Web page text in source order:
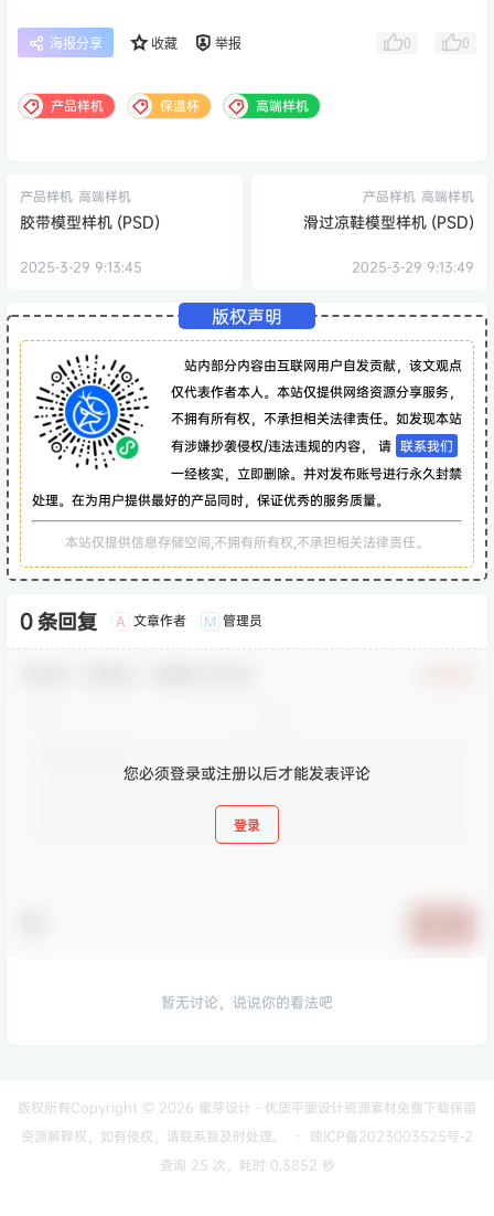
海报分享 收藏 举报 0 0
产品样机 保温杯 高端样机
产品样机 高端样机
胶带模型样机 (PSD)
2025-3-29 9:13:45
产品样机 高端样机
滑过凉鞋模型样机 (PSD)
2025-3-29 9:13:49
版权声明
站内部分内容由互联网用户自发贡献，该文观点
仅代表作者本人。本站仅提供网络资源分享服务，
不拥有所有权，不承担相关法律责任。如发现本站
有涉嫌抄袭侵权/违法违规的内容， 请 联系我们
一经核实，立即删除。并对发布账号进行永久封禁
处理。在为用户提供最好的产品同时，保证优秀的服务质量。
本站仅提供信息存储空间,不拥有所有权,不承担相关法律责任。
0 条回复 A 文章作者 M 管理员
您必须登录或注册以后才能发表评论
登录
暂无讨论，说说你的看法吧
版权所有Copyright © 2026 蜜芽设计 - 优质平面设计资源素材免费下载保留
资源解释权，如有侵权，请联系我及时处理。
・
琼ICP备2023003525号-2
查询 25 次，耗时 0.3852 秒